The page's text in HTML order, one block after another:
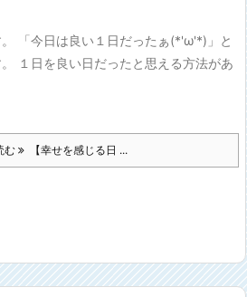
「今日は良い１日だったぁ(*'ω'*)」と
１日を良い日だったと思える方法があ
む 【幸せを感じる日 ...